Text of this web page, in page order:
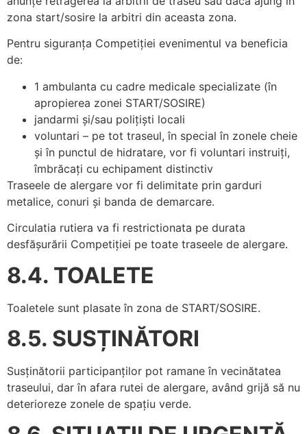
zona start/sosire la arbitri din aceasta zona.
Pentru siguranța Competiției evenimentul va beneficia
de:
1 ambulanta cu cadre medicale specializate (în
apropierea zonei START/SOSIRE)
jandarmi și/sau polițiști locali
voluntari – pe tot traseul, în special în zonele cheie
și în punctul de hidratare, vor fi voluntari instruiți,
îmbrăcați cu echipament distinctiv
Traseele de alergare vor fi delimitate prin garduri
metalice, conuri și banda de demarcare.
Circulatia rutiera va fi restrictionata pe durata
desfășurării Competiției pe toate traseele de alergare.
8.4. TOALETE
Toaletele sunt plasate în zona de START/SOSIRE.
8.5. SUSȚINĂTORI
Susținătorii participanților pot ramane în vecinătatea
traseului, dar în afara rutei de alergare, având grijă să nu
deterioreze zonele de spațiu verde.